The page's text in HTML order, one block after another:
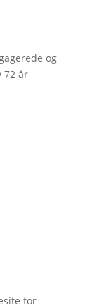
og
72 år
for